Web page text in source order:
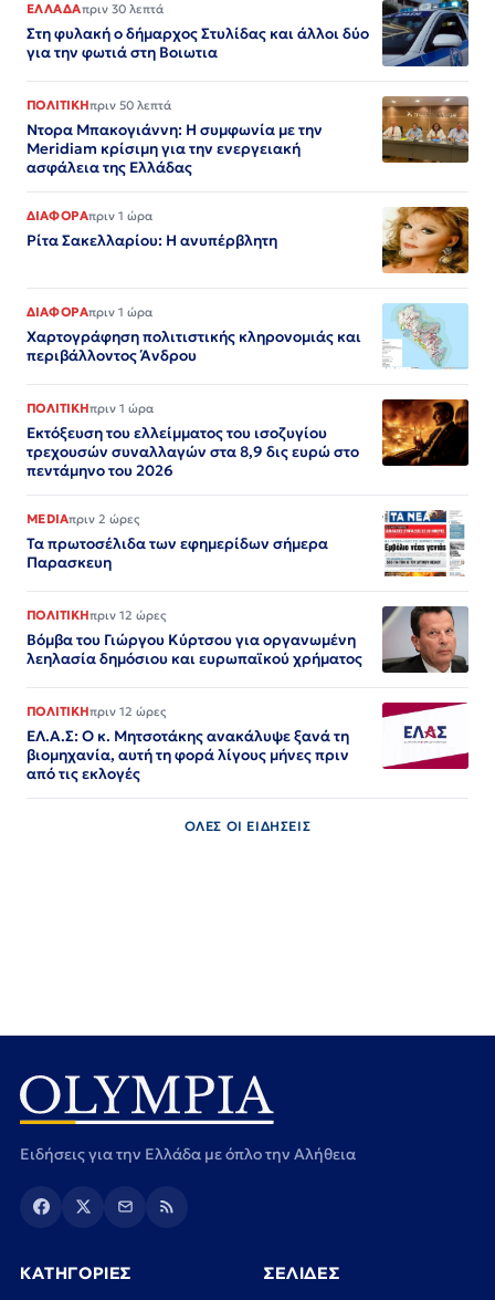
ΕΛΛΑΔΑπριν 30 λεπτά
Στη φυλακή ο δήμαρχος Στυλίδας και άλλοι δύο
για την φωτιά στη Βοιωτια
ΠΟΛΙΤΙΚΗπριν 50 λεπτά
Ντορα Μπακογιάννη: Η συμφωνία με την
Meridiam κρίσιμη για την ενεργειακή
ασφάλεια της Ελλάδας
ΔΙΑΦΟΡΑπριν 1 ώρα
Ρίτα Σακελλαρίου: Η ανυπέρβλητη
ΔΙΑΦΟΡΑπριν 1 ώρα
Χαρτογράφηση πολιτιστικής κληρονομιάς και
περιβάλλοντος Άνδρου
ΠΟΛΙΤΙΚΗπριν 1 ώρα
Εκτόξευση του ελλείμματος του ισοζυγίου
τρεχουσών συναλλαγών στα 8,9 δις ευρώ στο
πεντάμηνο του 2026
MEDIAπριν 2 ώρες
Τα πρωτοσέλιδα των εφημερίδων σήμερα
Παρασκευη
ΠΟΛΙΤΙΚΗπριν 12 ώρες
Βόμβα του Γιώργου Κύρτσου για οργανωμένη
λεηλασία δημόσιου και ευρωπαϊκού χρήματος
ΠΟΛΙΤΙΚΗπριν 12 ώρες
ΕΛ.Α.Σ: Ο κ. Μητσοτάκης ανακάλυψε ξανά τη
βιομηχανία, αυτή τη φορά λίγους μήνες πριν
από τις εκλογές
ΟΛΕΣ ΟΙ ΕΙΔΗΣΕΙΣ
Ειδήσεις για την Ελλάδα με όπλο την Αλήθεια
ΚΑΤΗΓΟΡΙΕΣ ΣΕΛΙΔΕΣ